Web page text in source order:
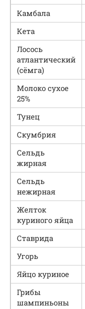
Камбала
Кета
Лосось
атлантический
(сёмга)
Молоко сухое
25%
Тунец
Скумбрия
Сельдь
жирная
Сельдь
нежирная
Желток
куриного яйца
Ставрида
Угорь
Яйцо куриное
Грибы
шампиньоны